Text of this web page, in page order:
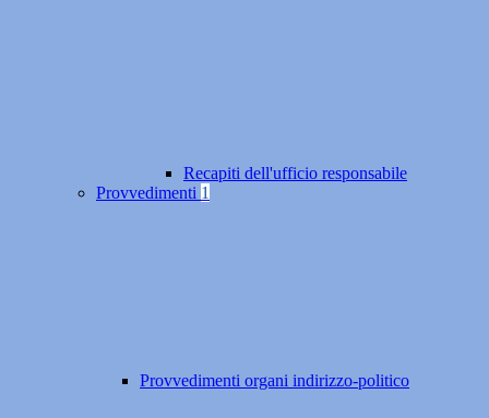
Recapiti dell'ufficio responsabile
Provvedimenti 1
Provvedimenti organi indirizzo-politico